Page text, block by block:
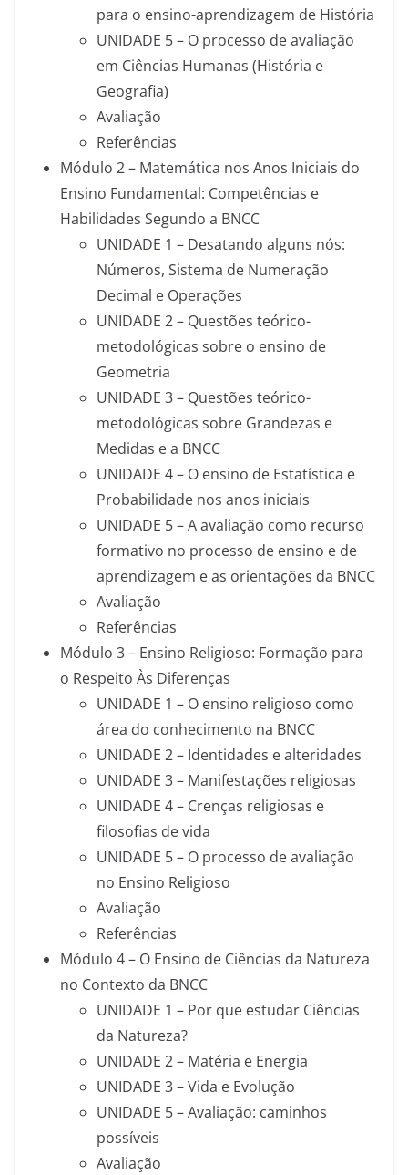
para o ensino-aprendizagem de História
UNIDADE 5 – O processo de avaliação
em Ciências Humanas (História e
Geografia)
Avaliação
Referências
Módulo 2 – Matemática nos Anos Iniciais do
Ensino Fundamental: Competências e
Habilidades Segundo a BNCC
UNIDADE 1 – Desatando alguns nós:
Números, Sistema de Numeração
Decimal e Operações
UNIDADE 2 – Questões teórico-
metodológicas sobre o ensino de
Geometria
UNIDADE 3 – Questões teórico-
metodológicas sobre Grandezas e
Medidas e a BNCC
UNIDADE 4 – O ensino de Estatística e
Probabilidade nos anos iniciais
UNIDADE 5 – A avaliação como recurso
formativo no processo de ensino e de
aprendizagem e as orientações da BNCC
Avaliação
Referências
Módulo 3 – Ensino Religioso: Formação para
o Respeito Às Diferenças
UNIDADE 1 – O ensino religioso como
área do conhecimento na BNCC
UNIDADE 2 – Identidades e alteridades
UNIDADE 3 – Manifestações religiosas
UNIDADE 4 – Crenças religiosas e
filosofias de vida
UNIDADE 5 – O processo de avaliação
no Ensino Religioso
Avaliação
Referências
Módulo 4 – O Ensino de Ciências da Natureza
no Contexto da BNCC
UNIDADE 1 – Por que estudar Ciências
da Natureza?
UNIDADE 2 – Matéria e Energia
UNIDADE 3 – Vida e Evolução
UNIDADE 5 – Avaliação: caminhos
possíveis
Avaliação